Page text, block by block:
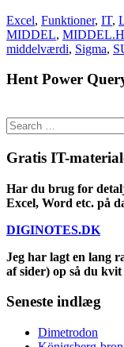
Excel, Funktioner, IT,
MIDDEL,
middelværdi, Sigma,
Hent Power
Search
for:
Gratis IT-
Har du brug for
Excel, Word etc. på
DIGINOTES.DK
Jeg har lagt en lang
af sider) op så du
Seneste indlæg
Dimetrodon